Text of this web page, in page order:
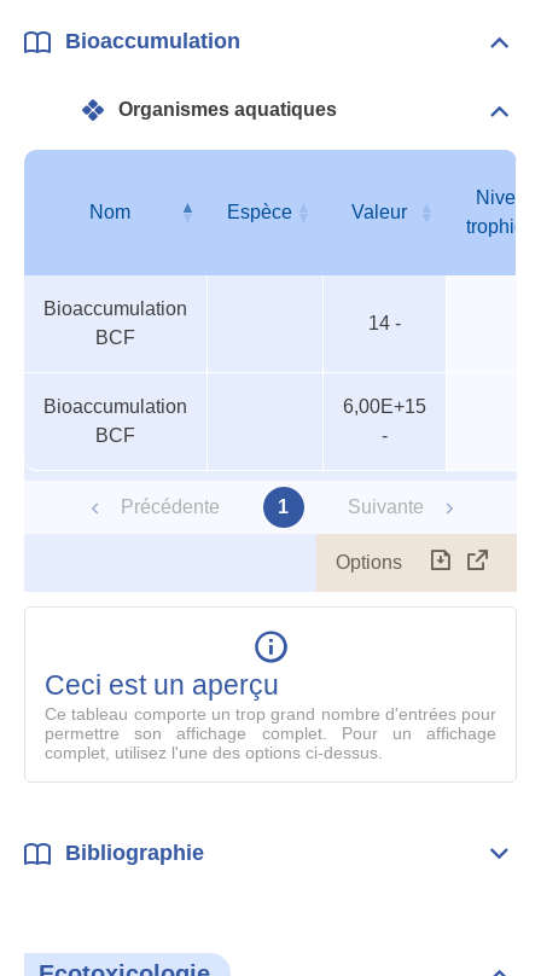
Bioaccumulation
Organismes aquatiques
aquatiques
Nom Espèce Valeur
Niveau
Bioaccumulation
BCF
14 -
Bioaccumulation
BCF
6,00E+15
-
Précédente 1 Suivante
Options
le
Ceci est un aperçu
Ce tableau comporte un trop grand nombre d'entrées pour
permettre son affichage complet. Pour un affichage
complet, utilisez l'une des options ci-dessus.
Bibliographie